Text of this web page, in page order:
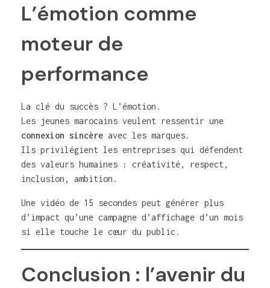
L’émotion comme
moteur de
performance
La clé du succès ? L’émotion.
Les jeunes marocains veulent ressentir une
connexion sincère avec les marques.
Ils privilégient les entreprises qui défendent
des valeurs humaines : créativité, respect,
inclusion, ambition.
Une vidéo de 15 secondes peut générer plus
d’impact qu’une campagne d’affichage d’un mois
si elle touche le cœur du public.
Conclusion : l’avenir du